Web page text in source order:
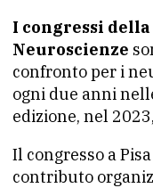
I congressi
Neuroscienze
confronto per i
ogni due anni
edizione, nel
Il congresso a
contributo